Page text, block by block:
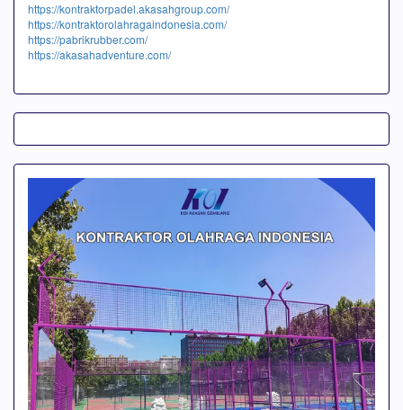
https://kontraktorpadel.akasahgroup.com/
https://kontraktorolahragaindonesia.com/
https://pabrikrubber.com/
https://akasahadventure.com/